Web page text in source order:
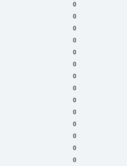
0
0
0
0
0
0
0
0
0
0
0
0
0
0